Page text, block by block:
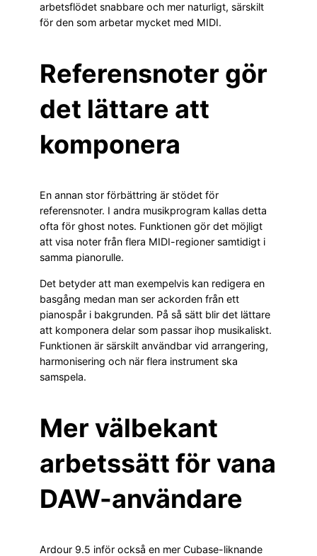
arbetsflödet snabbare och mer naturligt, särskilt
för den som arbetar mycket med MIDI.
Referensnoter gör
det lättare att
komponera
En annan stor förbättring är stödet för
referensnoter. I andra musikprogram kallas detta
ofta för ghost notes. Funktionen gör det möjligt
att visa noter från flera MIDI-regioner samtidigt i
samma pianorulle.
Det betyder att man exempelvis kan redigera en
basgång medan man ser ackorden från ett
pianospår i bakgrunden. På så sätt blir det lättare
att komponera delar som passar ihop musikaliskt.
Funktionen är särskilt användbar vid arrangering,
harmonisering och när flera instrument ska
samspela.
Mer välbekant
arbetssätt för vana
DAW-användare
Ardour 9.5 inför också en mer Cubase-liknande